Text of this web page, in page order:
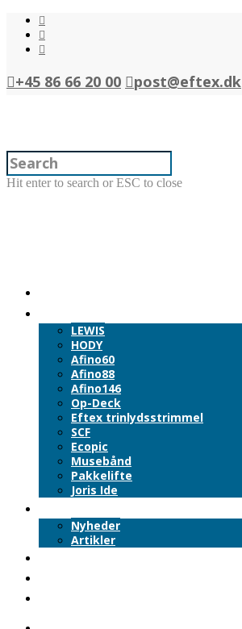
+45 86 66 20 00 post@eftex.dk
Hit enter to search or ESC to close
LEWIS
HODY
Afino60
Afino88
Afino146
Op-Deck
Eftex trinlydsstrimmel
SCF
Ecopic
Musebånd
Pakkelifte
Joris Ide
Nyheder
Artikler